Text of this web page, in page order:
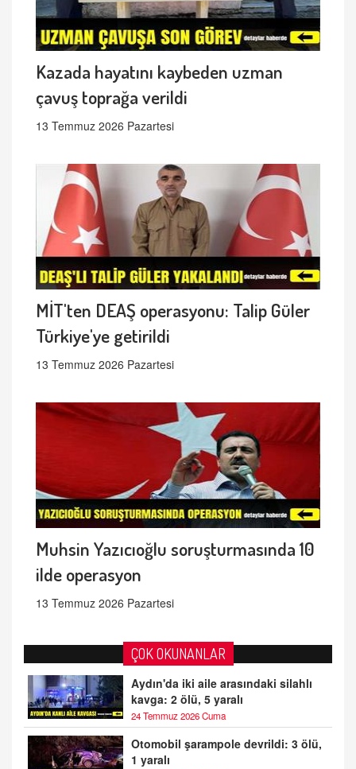
Kazada hayatını kaybeden uzman
çavuş toprağa verildi
13 Temmuz 2026 Pazartesi
MİT'ten DEAŞ operasyonu: Talip Güler
Türkiye'ye getirildi
13 Temmuz 2026 Pazartesi
Muhsin Yazıcıoğlu soruşturmasında 10
ilde operasyon
13 Temmuz 2026 Pazartesi
ÇOK OKUNANLAR
Aydın'da iki aile arasındaki silahlı
kavga: 2 ölü, 5 yaralı
24 Temmuz 2026 Cuma
Otomobil şarampole devrildi: 3 ölü,
1 yaralı